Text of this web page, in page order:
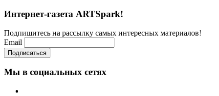
Интернет-газета ARTSpark!
Подпишитесь на рассылку самых интересных материалов!
Email
Мы в социальных сетях